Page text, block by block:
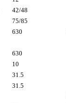
42/48
75/85
630
630
10
31.5
31.5